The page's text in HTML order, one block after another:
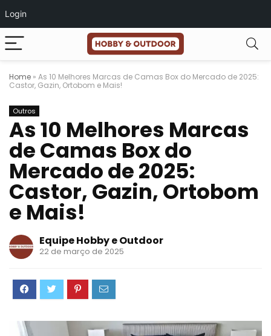
Login
Home » As 10 Melhores Marcas de Camas Box do Mercado de 2025:
Castor, Gazin, Ortobom e Mais!
Outros
As 10 Melhores Marcas
de Camas Box do
Mercado de 2025:
Castor, Gazin, Ortobom
e Mais!
Equipe Hobby e Outdoor
22 de março de 2025